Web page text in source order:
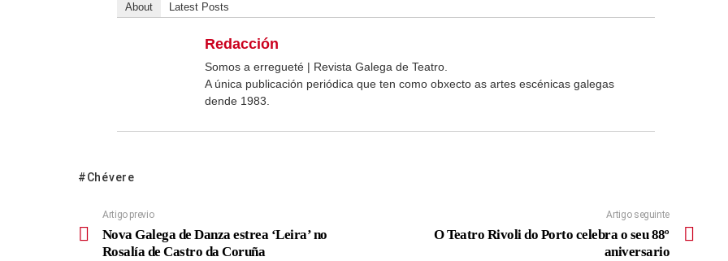
About Latest Posts
Redacción
Somos a erregueté | Revista Galega de Teatro.
A única publicación periódica que ten como obxecto as artes escénicas galegas
dende 1983.
Chévere
Artigo previo
Nova Galega de Danza estrea ‘Leira’ no
Rosalía de Castro da Coruña
Artigo seguinte
O Teatro Rivoli do Porto celebra o seu 88º
aniversario